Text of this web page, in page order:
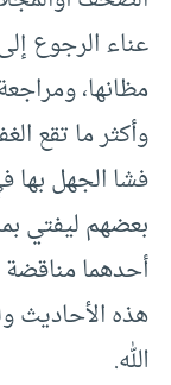
عناء الرجوع
مظانها،
وأكثر ما تقع
فشا الجهل بها
بعضهم ليفتي
أحدهما
هذه الأحاديث
الله.